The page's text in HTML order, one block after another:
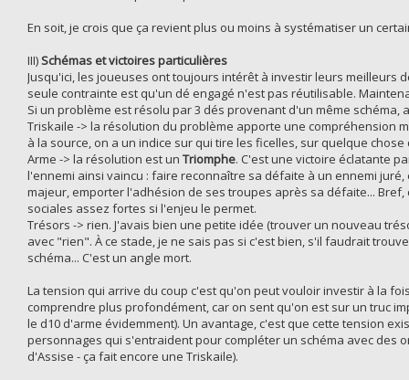
En soit, je crois que ça revient plus ou moins à systématiser un
III)Schémas et victoires particulières
Jusqu'ici, les joueuses ont toujours intérêt à investir leurs meilleurs
seule contrainte est qu'un dé engagé n'est pas réutilisable.
Si un problème est résolu par 3 dés provenant d'un même
Triskaile -> la résolution du problème apporte une compréhension
à la source, on a un indice sur qui tire les ficelles, sur quelque
Arme -> la résolution est un Triomphe. C'est une victoire éclatante
l'ennemi ainsi vaincu : faire reconnaître sa défaite à un ennemi
majeur, emporter l'adhésion de ses troupes après sa défaite...
sociales assez fortes si l'enjeu le permet.
Trésors -> rien. J'avais bien une petite idée (trouver un nouveau
avec "rien". À ce stade, je ne sais pas si c'est bien, s'il faudrait
schéma... C'est un angle mort.
La tension qui arrive du coup c'est qu'on peut vouloir investir à la
comprendre plus profondément, car on sent qu'on est sur un truc
le d10 d'arme évidemment). Un avantage, c'est que cette tension
personnages qui s'entraident pour compléter un schéma avec des
d'Assise - ça fait encore une Triskaile).